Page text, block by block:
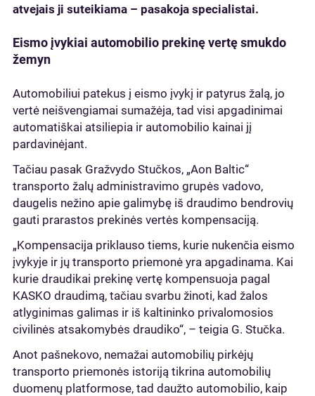
atvejais ji suteikiama – pasakoja specialistai.
Eismo įvykiai automobilio prekinę vertę smukdo
žemyn
Automobiliui patekus į eismo įvykį ir patyrus žalą, jo
vertė neišvengiamai sumažėja, tad visi apgadinimai
automatiškai atsiliepia ir automobilio kainai jį
pardavinėjant.
Tačiau pasak Gražvydo Stučkos, „Aon Baltic“
transporto žalų administravimo grupės vadovo,
daugelis nežino apie galimybę iš draudimo bendrovių
gauti prarastos prekinės vertės kompensaciją.
„Kompensacija priklauso tiems, kurie nukenčia eismo
įvykyje ir jų transporto priemonė yra apgadinama. Kai
kurie draudikai prekinę vertę kompensuoja pagal
KASKO draudimą, tačiau svarbu žinoti, kad žalos
atlyginimas galimas ir iš kaltininko privalomosios
civilinės atsakomybės draudiko“, – teigia G. Stučka.
Anot pašnekovo, nemažai automobilių pirkėjų
transporto priemonės istoriją tikrina automobilių
duomenų platformose, tad daužto automobilio, kaip